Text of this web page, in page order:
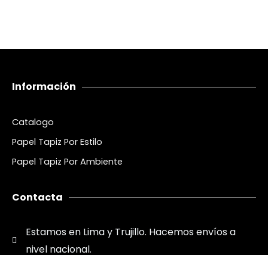
Información
Catalogo
Papel Tapiz Por Estilo
Papel Tapiz Por Ambiente
Contacta
Estamos en Lima y Trujillo. Hacemos envíos a
nivel nacional.